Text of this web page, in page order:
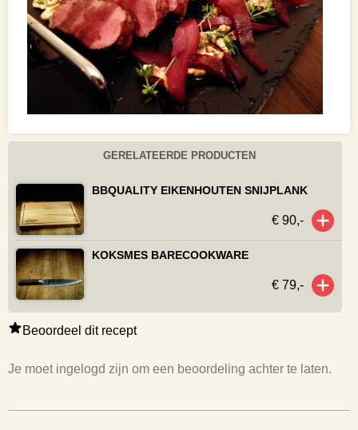
Beoordeel dit recept
Je moet ingelogd zijn om een beoordeling achter te laten.
GERELATEERDE PRODUCTEN
BBQUALITY EIKENHOUTEN SNIJPLANK
€ 90,-
KOKSMES BARECOOKWARE
€ 79,-